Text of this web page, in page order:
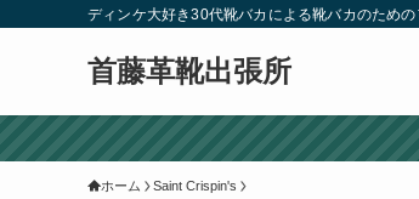
ディンケ大好き30代靴バカによる靴バカのため
首藤革靴出張所
ホーム Saint Crispin's